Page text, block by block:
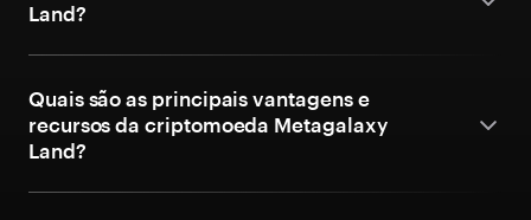
Land?
Quais são as principais vantagens e
recursos da criptomoeda Metagalaxy
Land?